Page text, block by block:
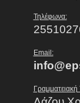
Τηλέφωνα:
Email: